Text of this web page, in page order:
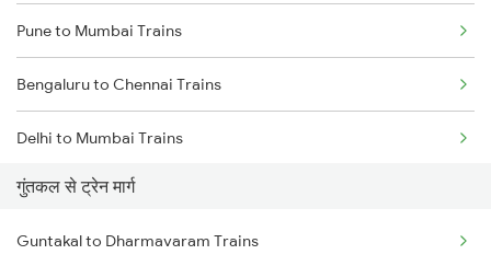
Pune to Mumbai Trains
Bengaluru to Chennai Trains
Delhi to Mumbai Trains
Mumbai to Pune Trains
Delhi to Jammu Trains
गुंतकल से ट्रेन मार्ग
Guntakal to Dharmavaram Trains